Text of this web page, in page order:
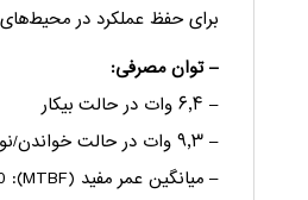
برای حفظ عملکرد در
– توان مصرفی:
– ۶٫۴ وات در حالت بیکار
– ۹٫۳ وات در حالت خواندن/نوشتن
– میانگین عمر مفید (MTBF): 2,500,000 ساعت